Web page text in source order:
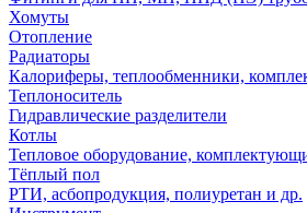
Хомуты
Отопление
Радиаторы
Калориферы, теплообменники,
Теплоноситель
Гидравлические разделители
Котлы
Тепловое оборудование,
Тёплый пол
РТИ, асбопродукция, полиуретан и др.